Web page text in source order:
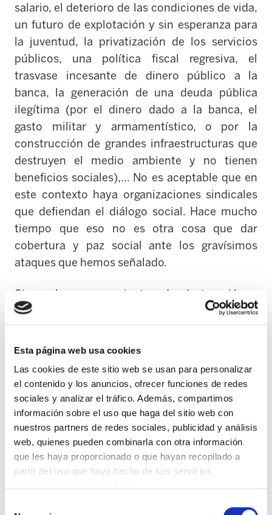
Esta página web usa cookies
Las cookies de este sitio web se usan para personalizar
el contenido y los anuncios, ofrecer funciones de redes
sociales y analizar el tráfico. Además, compartimos
información sobre el uso que haga del sitio web con
nuestros partners de redes sociales, publicidad y análisis
web, quienes pueden combinarla con otra información
que les haya proporcionado o que hayan recopilado a
partir del uso que haya hecho de sus servicios.
salario, el deterioro de las condiciones de vida,
un futuro de explotación y sin esperanza para
la juventud, la privatización de los servicios
públicos, una política fiscal regresiva, el
trasvase incesante de dinero público a la
banca, la generación de una deuda pública
ilegítima (por el dinero dado a la banca, e
gasto militar y armamentístico, o por la
construcción de grandes infraestructuras que
destruyen el medio ambiente y no tienen
beneficios sociales),... No es aceptable que en
este contexto haya organizaciones sindicales
que defiendan el diálogo social. Hace mucho
tiempo que eso no es otra cosa que dar
cobertura y paz social ante los gravísimos
ataques que hemos señalado.
Sin embargo, sus vientos de destrucción y
expolio han encontrado resistencia y lucha en
su camino. Frente a los gobiernos que nos
agreden con paro, precariedad y miseria; frente
decisión a los pueblos en la búsqueda de la
justicia social, Euskal Herria también ha alzado
su voz. Antes y después de la crisis. Desde
2008, 6 huelgas generales, una movilización
permanente en favor de los servicios públicos y
de un marco propio de relaciones laborales y